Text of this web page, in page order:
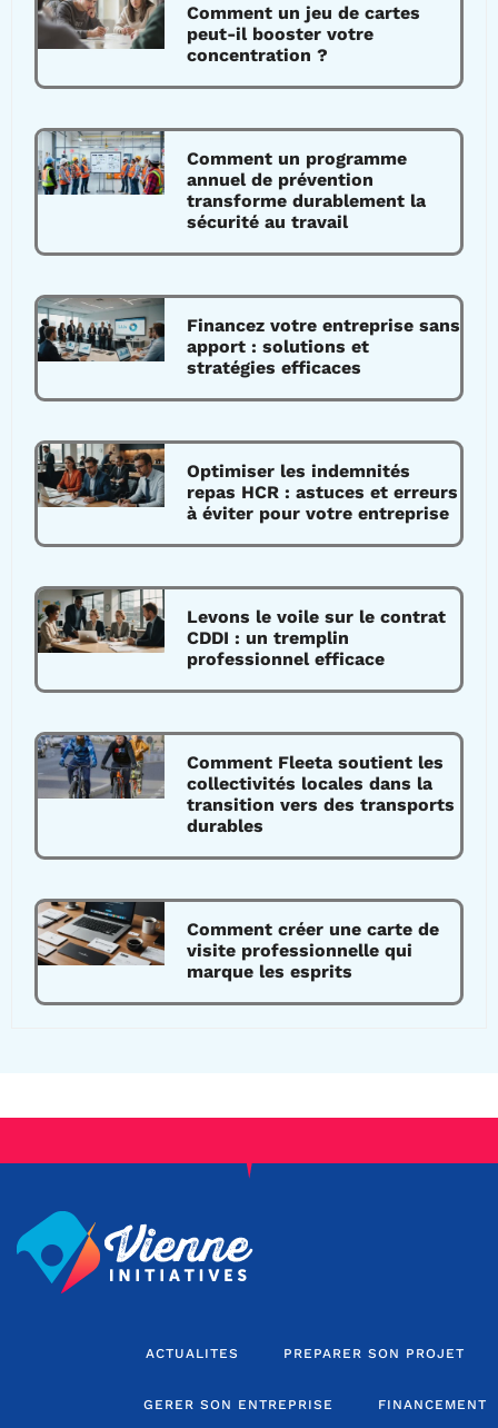
Comment un jeu de cartes
peut-il booster votre
concentration ?
Comment un programme
annuel de prévention
transforme durablement la
sécurité au travail
Financez votre entreprise sans
apport : solutions et
stratégies efficaces
Optimiser les indemnités
repas HCR : astuces et erreurs
à éviter pour votre entreprise
Levons le voile sur le contrat
CDDI : un tremplin
professionnel efficace
Comment Fleeta soutient les
collectivités locales dans la
transition vers des transports
durables
Comment créer une carte de
visite professionnelle qui
marque les esprits
ACTUALITES PREPARER SON PROJET
GERER SON ENTREPRISE FINANCEMENT